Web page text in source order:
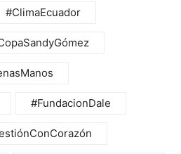
#ClimaEcuador
#FundacionDale